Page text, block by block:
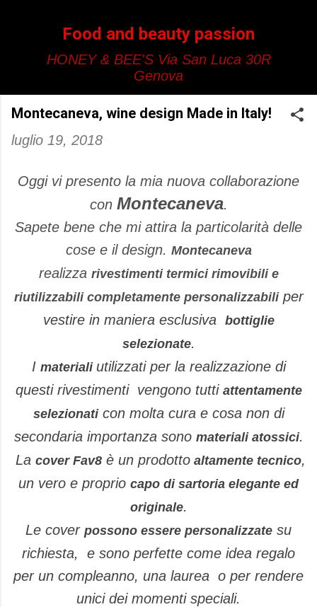
Food and beauty passion
HONEY & BEE'S Via San Luca 30R
Genova
Montecaneva, wine design Made in Italy!
luglio 19, 2018
Oggi vi presento la mia nuova collaborazione
con Montecaneva.
Sapete bene che mi attira la particolarità delle
cose e il design. Montecaneva
realizza rivestimenti termici rimovibili e
riutilizzabili completamente personalizzabili per
vestire in maniera esclusiva bottiglie
selezionate.
I materiali utilizzati per la realizzazione di
questi rivestimentivengono tutti attentamente
selezionaticon molta cura e cosa non di
secondaria importanza sono materiali atossici.
La cover Fav8 è un prodotto altamente tecnico,
un vero e proprio capo di sartoria elegante ed
originale.
Le cover possono essere personalizzate su
richiesta, e sono perfette come idea regalo
per un compleanno, una laurea o per rendere
unici dei momenti speciali.